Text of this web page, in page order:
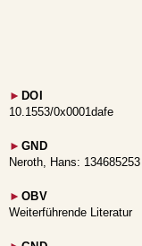
► DOI
10.1553/0x0001dafe
► GND
Neroth, Hans: 134685253
► OBV
Weiterführende Literatur